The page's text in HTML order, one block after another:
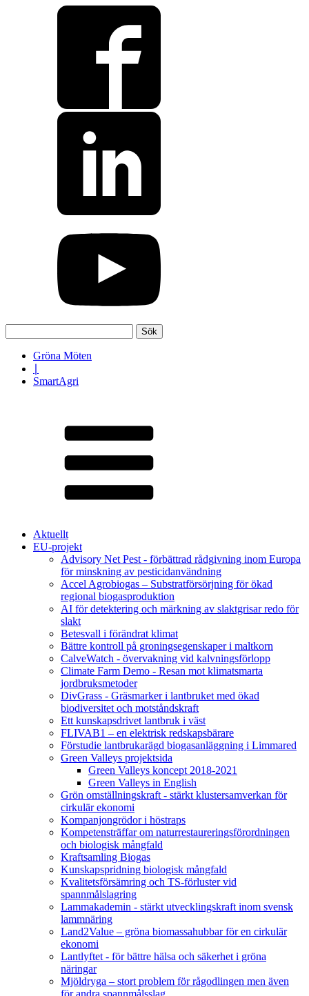
efter:
Gröna Möten
SmartAgri
Aktuellt
EU-projekt
Advisory Net Pest - förbättrad rådgivning inom Europa
för minskning av pesticidanvändning
Accel Agrobiogas – Substratförsörjning för ökad
regional biogasproduktion
AI för detektering och märkning av slaktgrisar redo för
slakt
Betesvall i förändrat klimat
Bättre kontroll på groningsegenskaper i maltkorn
CalveWatch - övervakning vid kalvningsförlopp
Climate Farm Demo - Resan mot klimatsmarta
jordbruksmetoder
DivGrass - Gräsmarker i lantbruket med ökad
biodiversitet och motståndskraft
Ett kunskapsdrivet lantbruk i väst
FLIVAB1 – en elektrisk redskapsbärare
Förstudie lantbrukarägd biogasanläggning i Limmared
Green Valleys projektsida
Green Valleys koncept 2018-2021
Green Valleys in English
Grön omställningskraft - stärkt klustersamverkan för
cirkulär ekonomi
Kompanjongrödor i höstraps
Kompetensträffar om naturrestaureringsförordningen
och biologisk mångfald
Kraftsamling Biogas
Kunskapspridning biologisk mångfald
Kvalitetsförsämring och TS-förluster vid
spannmålslagring
Lammakademin - stärkt utvecklingskraft inom svensk
lammnäring
Land2Value – gröna biomassahubbar för en cirkulär
ekonomi
Lantlyftet - för bättre hälsa och säkerhet i gröna
näringar
Mjöldryga – stort problem för rågodlingen men även
för andra spannmålsslag